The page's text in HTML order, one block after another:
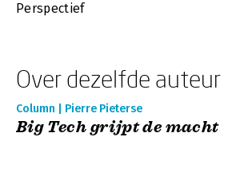
Perspectief
Over dezelfde auteur
Column | Pierre Pieterse
Big Tech grijpt de macht